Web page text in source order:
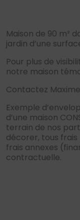
Maison de 90 m²
jardin d’une
Pour plus de
notre maison
Contactez Maxime
Exemple
d’une maison
terrain de nos
décorer, tous
frais annexes
contractuelle.